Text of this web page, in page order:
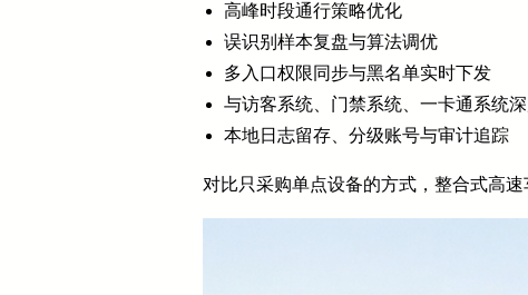
高峰时段通行策略优化
误识别样本复盘与算法调优
多入口权限同步与黑名单实时下发
与访客系统、门禁系统、一卡通系统
本地日志留存、分级账号与审计追踪
对比只采购单点设备的方式，整合式高